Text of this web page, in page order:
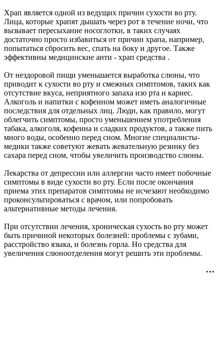
Храп является одной из ведущих причин сухости во рту.
Лица, которые храпят дышать через рот в течение ночи, что
вызывает пересыхание носоглотки, в таких случаях
достаточно просто избавиться от причин храпа, например,
попытаться сбросить вес, спать на боку и другое. Также
эффективны медицинские анти - храп средства .
От нездоровой пищи уменьшается выработка слюны, что
приводит к сухости во рту и смежных симптомов, таких как
отсутствие вкуса, неприятного запаха изо рта и кариес.
Алкоголь и напитки с кофеином может иметь аналогичные
последствия для отдельных лиц. Люди, как правило, могут
облегчить симптомы, просто уменьшением употребления
табака, алкоголя, кофеина и сладких продуктов, а также пить
много воды, особенно перед сном. Многие специалисты-
медики также советуют жевать жевательную резинку без
сахара перед сном, чтобы увеличить производство слюны.
Лекарства от депрессии или аллергии часто имеет побочные
симптомы в виде сухости во рту. Если после окончания
приема этих препаратов симптомы не исчезают необходимо
проконсультироваться с врачом, или попробовать
альтернативные методы лечения.
При отсутствии лечения, хроническая сухость во рту может
быть причиной некоторых болезней: проблемы c зубами,
расстройство языка, и болезнь горла. Но средства для
увеличения слюноотделения могут решить эти проблемы.